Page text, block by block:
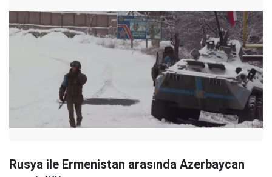
Rusya ile Ermenistan arasında Azerbaycan